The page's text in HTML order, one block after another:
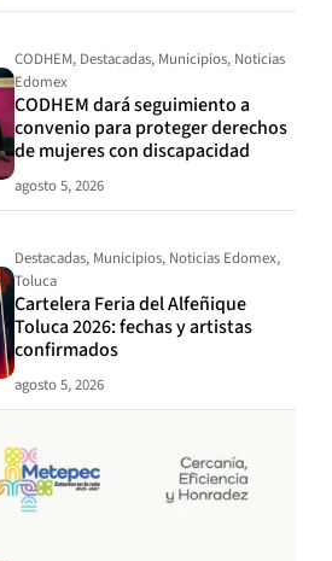
CODHEM, Destacadas, Municipios, Noticias
Edomex
CODHEM dará seguimiento a
convenio para proteger derechos
de mujeres con discapacidad
agosto 5, 2026
Destacadas, Municipios, Noticias Edomex,
Toluca
Cartelera Feria del Alfeñique
Toluca 2026: fechas y artistas
confirmados
agosto 5, 2026